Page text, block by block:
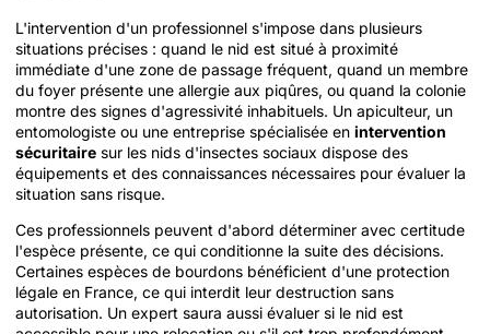
L'intervention d'un professionnel s'impose dans plusieurs
situations précises : quand le nid est situé à proximité
immédiate d'une zone de passage fréquent, quand un membre
du foyer présente une allergie aux piqûres, ou quand la colonie
montre des signes d'agressivité inhabituels. Un apiculteur, un
entomologiste ou une entreprise spécialisée en intervention
sécuritaire sur les nids d'insectes sociaux dispose des
équipements et des connaissances nécessaires pour évaluer la
situation sans risque.
Ces professionnels peuvent d'abord déterminer avec certitude
l'espèce présente, ce qui conditionne la suite des décisions.
Certaines espèces de bourdons bénéficient d'une protection
légale en France, ce qui interdit leur destruction sans
autorisation. Un expert saura aussi évaluer si le nid est